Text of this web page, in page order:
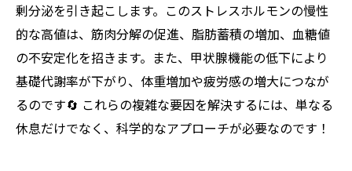
剰分泌を引き起こします。このストレスホルモンの慢性
的な高値は、筋肉分解の促進、脂肪蓄積の増加、血糖値
の不安定化を招きます。また、甲状腺機能の低下により
基礎代謝率が下がり、体重増加や疲労感の増大につなが
るのです🔄 これらの複雑な要因を解決するには、単なる
休息だけでなく、科学的なアプローチが必要なのです！